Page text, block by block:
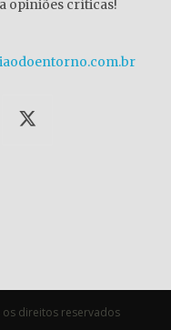
opiniões críticas!
direitos reservados